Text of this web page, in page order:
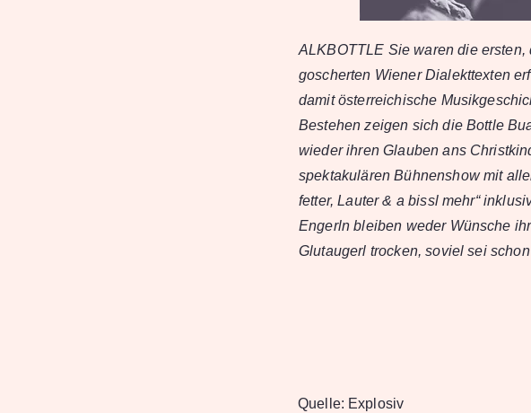
ALKBOTTLE Sie waren die
goscherten Wiener Dialekttexten
damit österreichische
Bestehen zeigen sich die Bottle
wieder ihren Glauben ans
spektakulären Bühnenshow mit
fetter, Lauter & a bissl mehr“
Engerln bleiben weder Wünsche
Glutaugerl trocken, soviel sei
Quelle: Explosiv